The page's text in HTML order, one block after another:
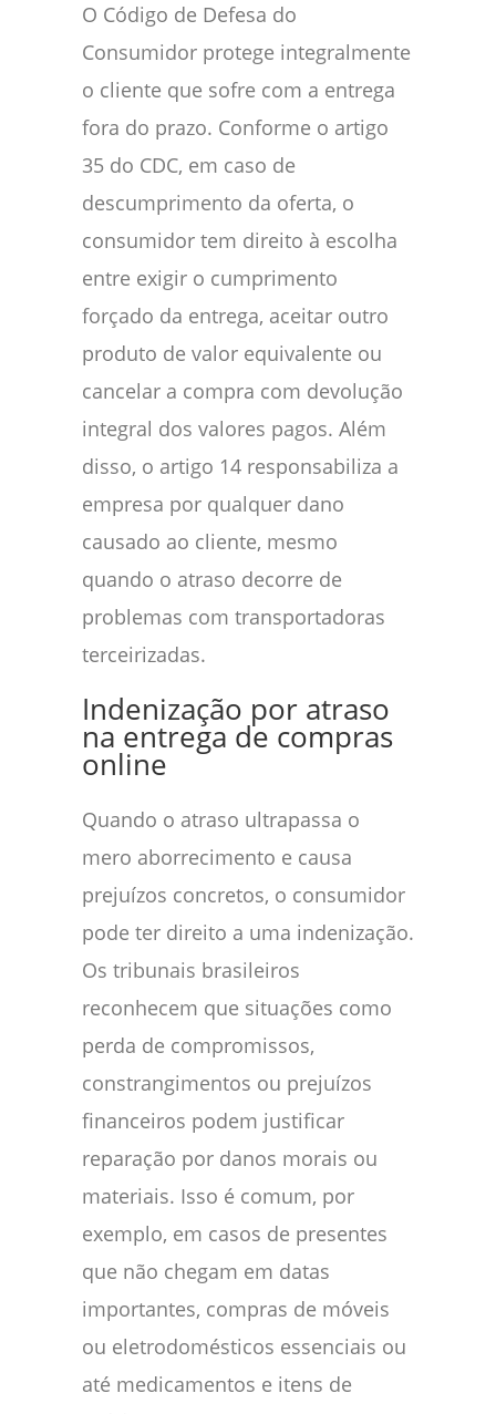
O Código de Defesa do
Consumidor protege integralmente
o cliente que sofre com a entrega
fora do prazo. Conforme o artigo
35 do CDC, em caso de
descumprimento da oferta, o
consumidor tem direito à escolha
entre exigir o cumprimento
forçado da entrega, aceitar outro
produto de valor equivalente ou
cancelar a compra com devolução
integral dos valores pagos. Além
disso, o artigo 14 responsabiliza a
empresa por qualquer dano
causado ao cliente, mesmo
quando o atraso decorre de
problemas com transportadoras
terceirizadas.
Indenização por atraso
na entrega de compras
online
Quando o atraso ultrapassa o
mero aborrecimento e causa
prejuízos concretos, o consumidor
pode ter direito a uma indenização.
Os tribunais brasileiros
reconhecem que situações como
perda de compromissos,
constrangimentos ou prejuízos
financeiros podem justificar
reparação por danos morais ou
materiais. Isso é comum, por
exemplo, em casos de presentes
que não chegam em datas
importantes, compras de móveis
ou eletrodomésticos essenciais ou
até medicamentos e itens de